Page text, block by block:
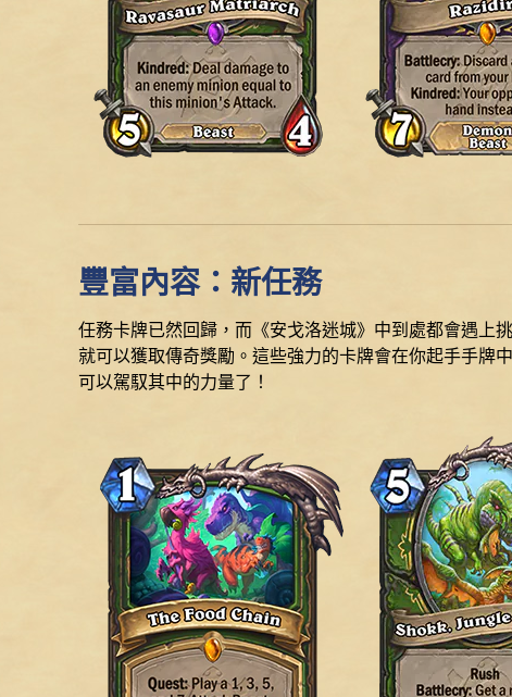
豐富內容：新任務
任務卡牌已然回歸，而《安戈洛迷城》中到處都會遇上
就可以獲取傳奇獎勵。這些強力的卡牌會在你起手手牌
可以駕馭其中的力量了！